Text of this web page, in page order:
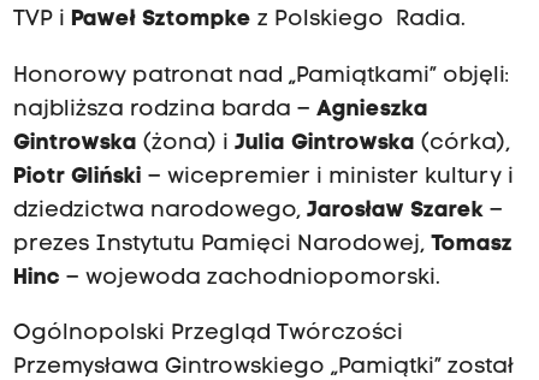
TVP i Paweł Sztompke z Polskiego Radia.
Honorowy patronat nad „Pamiątkami” objęli:
najbliższa rodzina barda – Agnieszka
Gintrowska (żona) i Julia Gintrowska (córka),
Piotr Gliński – wicepremier i minister kultury i
dziedzictwa narodowego, Jarosław Szarek–
prezes Instytutu Pamięci Narodowej, Tomasz
Hinc – wojewoda zachodniopomorski.
Ogólnopolski Przegląd Twórczości
Przemysława Gintrowskiego „Pamiątki” został